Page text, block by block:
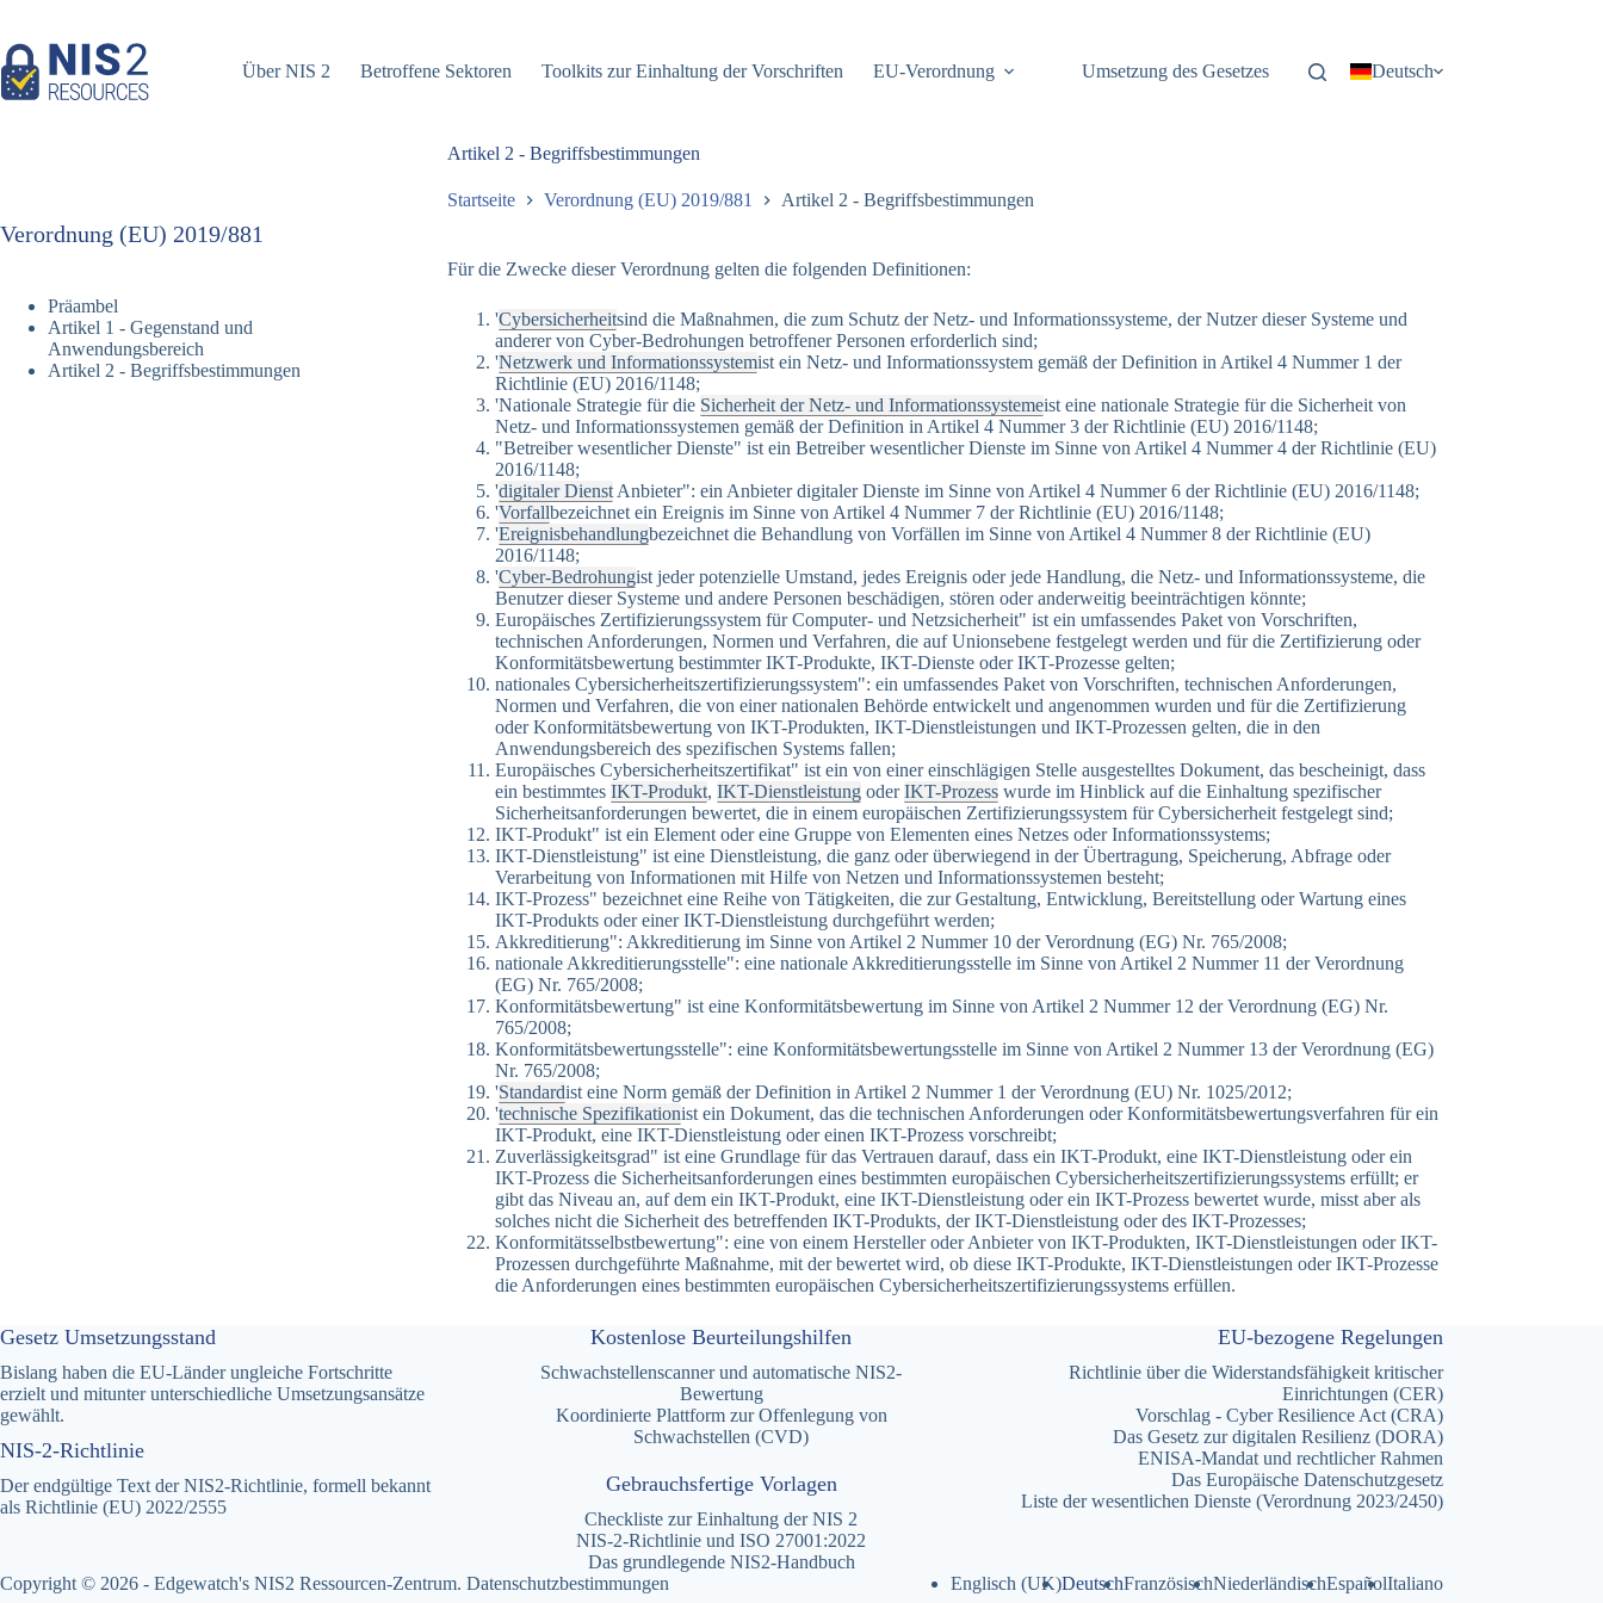
springen
Über NIS 2
Betroffene Sektoren Toolkits zur Einhaltung der Vorschriften EU-Verordnung Umsetzung des Gesetzes Deutsch
Artikel 2 - Begriffsbestimmungen
Startseite Verordnung (EU) 2019/881 Artikel 2 - Begriffsbestimmungen
Für die Zwecke dieser Verordnung gelten die folgenden Definitionen:
'Cybersicherheitsind die Maßnahmen, die zum Schutz der Netz- und Informationssysteme, der Nutzer dieser Systeme und
anderer von Cyber-Bedrohungen betroffener Personen erforderlich sind;
'Netzwerk und Informationssystemist ein Netz- und Informationssystem gemäß der Definition in Artikel 4 Nummer 1 der
Richtlinie (EU) 2016/1148;
'Nationale Strategie für die Sicherheit der Netz- und Informationssystemeist eine nationale Strategie für die Sicherheit von
Netz- und Informationssystemen gemäß der Definition in Artikel 4 Nummer 3 der Richtlinie (EU) 2016/1148;
"Betreiber wesentlicher Dienste" ist ein Betreiber wesentlicher Dienste im Sinne von Artikel 4 Nummer 4 der Richtlinie (EU)
2016/1148;
'digitaler DienstAnbieter": ein Anbieter digitaler Dienste im Sinne von Artikel 4 Nummer 6 der Richtlinie (EU) 2016/1148;
'Vorfallbezeichnet ein Ereignis im Sinne von Artikel 4 Nummer 7 der Richtlinie (EU) 2016/1148;
'Ereignisbehandlungbezeichnet die Behandlung von Vorfällen im Sinne von Artikel 4 Nummer 8 der Richtlinie (EU)
2016/1148;
'Cyber-Bedrohungist jeder potenzielle Umstand, jedes Ereignis oder jede Handlung, die Netz- und Informationssysteme, die
Benutzer dieser Systeme und andere Personen beschädigen, stören oder anderweitig beeinträchtigen könnte;
Europäisches Zertifizierungssystem für Computer- und Netzsicherheit" ist ein umfassendes Paket von Vorschriften,
technischen Anforderungen, Normen und Verfahren, die auf Unionsebene festgelegt werden und für die Zertifizierung oder
Konformitätsbewertung bestimmter IKT-Produkte, IKT-Dienste oder IKT-Prozesse gelten;
nationales Cybersicherheitszertifizierungssystem": ein umfassendes Paket von Vorschriften, technischen Anforderungen,
Normen und Verfahren, die von einer nationalen Behörde entwickelt und angenommen wurden und für die Zertifizierung
oder Konformitätsbewertung von IKT-Produkten, IKT-Dienstleistungen und IKT-Prozessen gelten, die in den
Anwendungsbereich des spezifischen Systems fallen;
Europäisches Cybersicherheitszertifikat" ist ein von einer einschlägigen Stelle ausgestelltes Dokument, das bescheinigt, dass
ein bestimmtes IKT-Produkt, IKT-DienstleistungoderIKT-Prozesswurde im Hinblick auf die Einhaltung spezifischer
Sicherheitsanforderungen bewertet, die in einem europäischen Zertifizierungssystem für Cybersicherheit festgelegt sind;
IKT-Produkt" ist ein Element oder eine Gruppe von Elementen eines Netzes oder Informationssystems;
IKT-Dienstleistung" ist eine Dienstleistung, die ganz oder überwiegend in der Übertragung, Speicherung, Abfrage oder
Verarbeitung von Informationen mit Hilfe von Netzen und Informationssystemen besteht;
IKT-Prozess" bezeichnet eine Reihe von Tätigkeiten, die zur Gestaltung, Entwicklung, Bereitstellung oder Wartung eines
IKT-Produkts oder einer IKT-Dienstleistung durchgeführt werden;
Akkreditierung": Akkreditierung im Sinne von Artikel 2 Nummer 10 der Verordnung (EG) Nr. 765/2008;
nationale Akkreditierungsstelle": eine nationale Akkreditierungsstelle im Sinne von Artikel 2 Nummer 11 der Verordnung
(EG) Nr. 765/2008;
Konformitätsbewertung" ist eine Konformitätsbewertung im Sinne von Artikel 2 Nummer 12 der Verordnung (EG) Nr.
765/2008;
Konformitätsbewertungsstelle": eine Konformitätsbewertungsstelle im Sinne von Artikel 2 Nummer 13 der Verordnung (EG)
Nr. 765/2008;
'Standardist eine Norm gemäß der Definition in Artikel 2 Nummer 1 der Verordnung (EU) Nr. 1025/2012;
'technische Spezifikationist ein Dokument, das die technischen Anforderungen oder Konformitätsbewertungsverfahren für ein
IKT-Produkt, eine IKT-Dienstleistung oder einen IKT-Prozess vorschreibt;
Zuverlässigkeitsgrad" ist eine Grundlage für das Vertrauen darauf, dass ein IKT-Produkt, eine IKT-Dienstleistung oder ein
IKT-Prozess die Sicherheitsanforderungen eines bestimmten europäischen Cybersicherheitszertifizierungssystems erfüllt; er
gibt das Niveau an, auf dem ein IKT-Produkt, eine IKT-Dienstleistung oder ein IKT-Prozess bewertet wurde, misst aber als
solches nicht die Sicherheit des betreffenden IKT-Produkts, der IKT-Dienstleistung oder des IKT-Prozesses;
Konformitätsselbstbewertung": eine von einem Hersteller oder Anbieter von IKT-Produkten, IKT-Dienstleistungen oder IKT-
Prozessen durchgeführte Maßnahme, mit der bewertet wird, ob diese IKT-Produkte, IKT-Dienstleistungen oder IKT-Prozesse
die Anforderungen eines bestimmten europäischen Cybersicherheitszertifizierungssystems erfüllen.
Verordnung (EU) 2019/881
Präambel
Artikel 1 - Gegenstand und
Anwendungsbereich
Artikel 2 - Begriffsbestimmungen
Gesetz Umsetzungsstand
Bislang haben die EU-Länder ungleiche Fortschritte
erzielt und mitunter unterschiedliche Umsetzungsansätze
gewählt.
NIS-2-Richtlinie
Der endgültige Text der NIS2-Richtlinie, formell bekannt
als Richtlinie (EU) 2022/2555
Kostenlose Beurteilungshilfen
Schwachstellenscanner und automatische NIS2-
Bewertung
Koordinierte Plattform zur Offenlegung von
Schwachstellen (CVD)
Gebrauchsfertige Vorlagen
Checkliste zur Einhaltung der NIS 2
NIS-2-Richtlinie und ISO 27001:2022
Das grundlegende NIS2-Handbuch
EU-bezogene Regelungen
Richtlinie über die Widerstandsfähigkeit kritischer
Einrichtungen (CER)
Vorschlag - Cyber Resilience Act (CRA)
Das Gesetz zur digitalen Resilienz (DORA)
ENISA-Mandat und rechtlicher Rahmen
Das Europäische Datenschutzgesetz
Liste der wesentlichen Dienste (Verordnung 2023/2450)
Copyright © 2026 - Edgewatch's NIS2 Ressourcen-Zentrum. Datenschutzbestimmungen Englisch (UK)DeutschFranzösischNiederländischEspañolItaliano